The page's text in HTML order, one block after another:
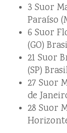
3 Suor
Paraíso
6 Suor
(GO)
21 Suor
(SP)
27 Suor
de
28 Suor